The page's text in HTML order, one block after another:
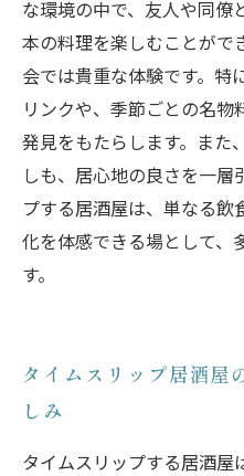
な環境の中で、友人や同僚
本の料理を楽しむことがで
会では貴重な体験です。特
リンクや、季節ごとの名
発見をもたらします。また
しも、居心地の良さを一層
プする居酒屋は、単なる
化を体感できる場として、
す。
タイムスリップ居酒屋
しみ
タイムスリップする居酒屋